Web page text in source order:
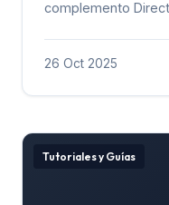
complemento
26 Oct 2025
Tutoriales y Guías